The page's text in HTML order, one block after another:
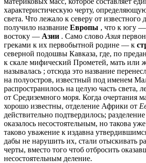
характеристическую черту,
света. Что лежало к северу от
получило название Европы , что к югу
востоку — Азии . Само слово Азия
греками к их первобытной родине — к
северной подошвы Кавказа, где, по
к скале мифический Прометей, мать или
называлась ; отсюда это название
на полуостров, известный под именем
распространилось на целую часть света,
от Средиземного моря. Когда очертания
хорошо известны, отделение Африки от
действительно подтвердилось;
оказалось несостоятельным, но такова
таково уважение к издавна
дабы не нарушить их, стали отыскивать
черты, вместо того чтоб отбросить
несостоятельным деление.